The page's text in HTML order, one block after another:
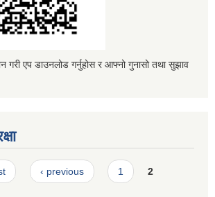
एप डाउनलोड गर्नुहोस र आफ्नो गुनासो तथा सुझाव
‹ previous 1 2